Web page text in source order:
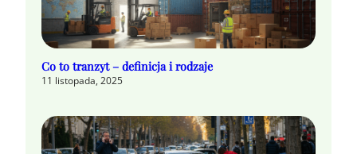
Co to tranzyt – definicja i rodzaje
11 listopada, 2025